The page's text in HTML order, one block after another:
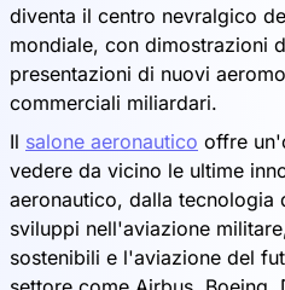
diventa il centro nevralgico
mondiale, con dimostrazioni
presentazioni di nuovi
commerciali miliardari.
Il salone aeronautico offre
vedere da vicino le ultime
aeronautico, dalla tecnologia
sviluppi nell'aviazione
sostenibili e l'aviazione del